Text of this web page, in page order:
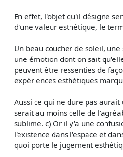
En effet, l'objet qu'il désigne
d'une valeur esthétique, le
Un beau coucher de soleil,
une émotion dont on sait
peuvent être ressenties de
expériences esthétiques
Aussi ce qui ne dure pas aurait
serait au moins celle de
sublime. c) Or il y'a une
l'existence dans l'espace et
quoi porte le jugement